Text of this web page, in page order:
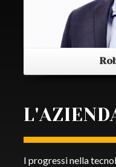
I progressi nella